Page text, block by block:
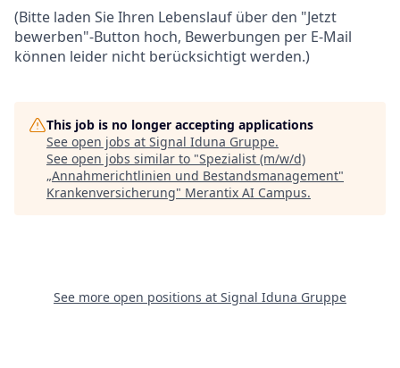
(Bitte laden Sie Ihren Lebenslauf über den "Jetzt
bewerben"-Button hoch, Bewerbungen per E-Mail
können leider nicht berücksichtigt werden.)
This job is no longer accepting applications
See open jobs at Signal Iduna Gruppe.
See open jobs similar to "Spezialist (m/w/d)
„Annahmerichtlinien und Bestandsmanagement"
Krankenversicherung" Merantix AI Campus.
See more open positions at Signal Iduna Gruppe